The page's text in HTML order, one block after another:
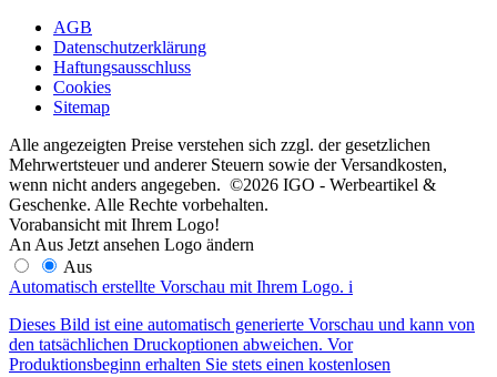
AGB
Datenschutzerklärung
Haftungsausschluss
Cookies
Sitemap
Alle angezeigten Preise verstehen sich zzgl. der gesetzlichen
Mehrwertsteuer und anderer Steuern sowie der Versandkosten,
wenn nicht anders angegeben. ©2026 IGO - Werbeartikel &
Geschenke. Alle Rechte vorbehalten.
Vorabansicht mit Ihrem Logo!
An Aus Jetzt ansehen Logo ändern
Aus
Automatisch erstellte Vorschau mit Ihrem Logo. i
Dieses Bild ist eine automatisch generierte Vorschau und kann von
den tatsächlichen Druckoptionen abweichen. Vor
Produktionsbeginn erhalten Sie stets einen kostenlosen